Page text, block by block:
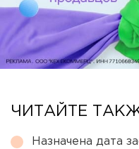
ЧИТАЙТЕ
Назначена дата